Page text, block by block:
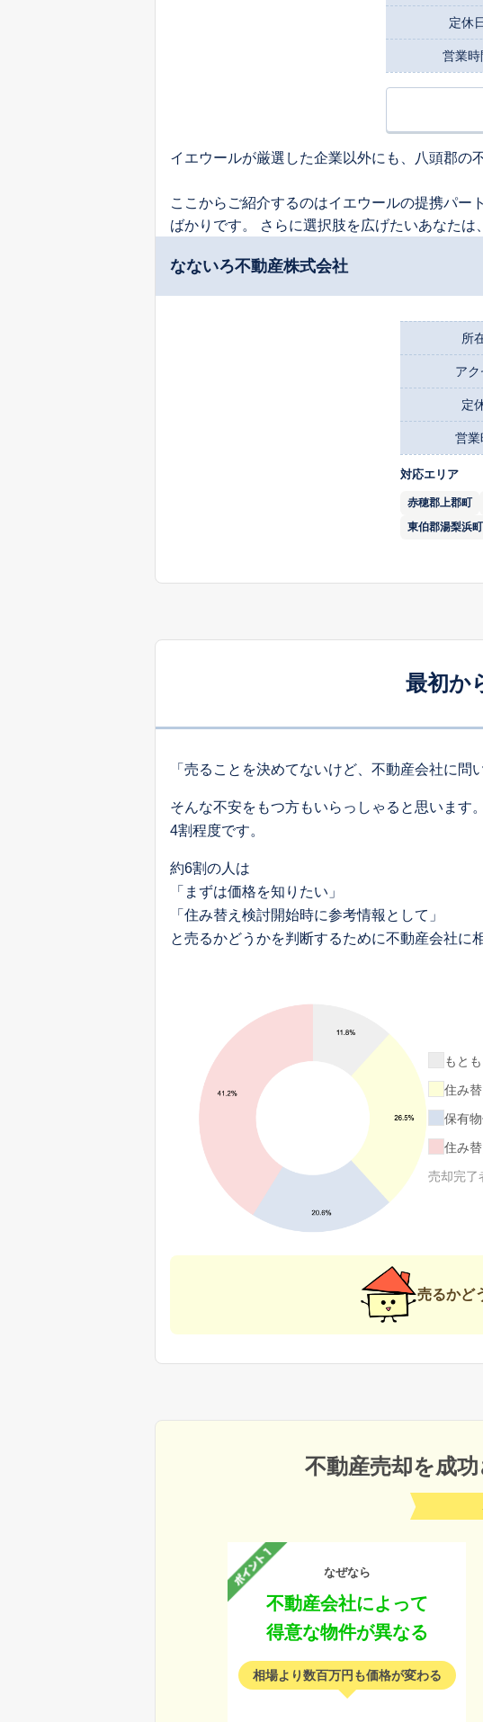
定休
営業時
イエウールが厳選した企業以外にも、八頭郡の
ここからご紹介するのはイエウールの提携パー
ばかりです。 さらに選択肢を広げたいあなたは
なないろ不動産株式会社
所
アク
定
営業
対応エリア
赤穂郡上郡町
東伯郡湯梨浜町
最初か
「売ることを決めてないけど、不動産会社に問
そんな不安をもつ方もいらっしゃると思います
4割程度です。
約6割の人は
「まずは価格を知りたい」
「住み替え検討開始時に参考情報として」
と売るかどうかを判断するために不動産会社に
もと
住み
保有
住み
売却完了
売るかど
不動産売却を成功
なぜなら
不動産会社によって
得意な物件が異なる
相場より数百万円も価格が変わる